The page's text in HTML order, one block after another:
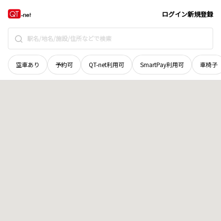
ログイン新規登録
空車あり 予約可 QT-net利用可 SmartPay利用可 車椅子
奈良県